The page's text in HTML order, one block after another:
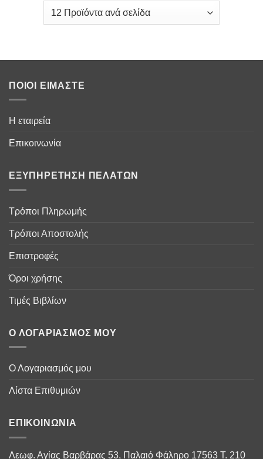
ΠΟΙΟΙ ΕΊΜΑΣΤΕ
Η εταιρεία
Επικοινωνία
ΕΞΥΠΗΡΈΤΗΣΗ ΠΕΛΑΤΏΝ
Τρόποι Πληρωμής
Τρόποι Αποστολής
Επιστροφές
Όροι χρήσης
Τιμές Βιβλίων
Ο ΛΟΓΑΡΙΑΣΜΌΣ ΜΟΥ
Ο Λογαριασμός μου
Λίστα Επιθυμιών
ΕΠΙΚΟΙΝΩΝΊΑ
Λεωφ. Αγίας Βαρβάρας 53, Παλαιό Φάληρο 17563 Τ. 210